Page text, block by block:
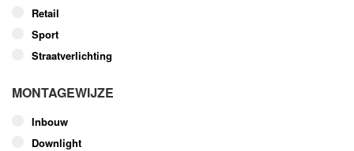
Retail
Sport
Straatverlichting
MONTAGEWIJZE
Inbouw
Downlight